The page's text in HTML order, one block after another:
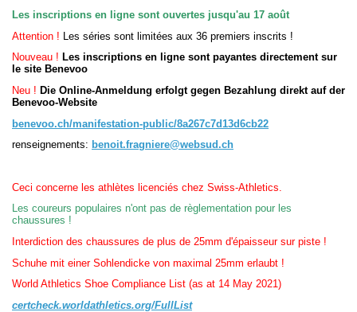
Navigation
recherche
site map
Ouverture de session
Nom d'utilisateur:
Mot de passe:
Demander un nouveau mot de passe
Les inscriptions en ligne sont ouvertes jusqu'au 17 août
Attention ! Les séries sont limitées aux 36 premiers inscrits !
Nouveau ! Les inscriptions en ligne sont payantes directement sur
le site Benevoo
Neu ! Die Online-Anmeldung erfolgt gegen Bezahlung direkt auf der
Benevoo-Website
benevoo.ch/manifestation-public/8a267c7d13d6cb22
renseignements: benoit.fragniere@websud.ch
Ceci concerne les athlètes licenciés chez Swiss-Athletics.
Les coureurs populaires n'ont pas de règlementation pour les
chaussures !
Interdiction des chaussures de plus de 25mm d'épaisseur sur piste !
Schuhe mit einer Sohlendicke von maximal 25mm erlaubt !
World Athletics Shoe Compliance List (as at 14 May 2021)
certcheck.worldathletics.org/FullList